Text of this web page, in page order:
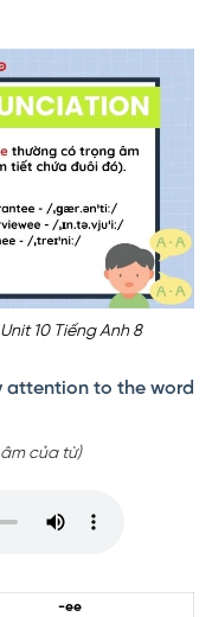
10 Tiếng Anh 8
attention to the word
của từ)
-ee